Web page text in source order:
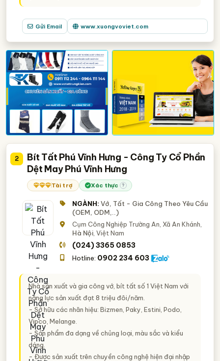
Gửi Email www.xuongvoviet.com
2
Bít Tất Phú Vĩnh Hưng - Công Ty Cổ Phần
Dệt May Phú Vĩnh Hưng
Tài trợ Xác thực ?
NGÀNH: Vớ, Tất - Gia Công Theo Yêu Cầu
(OEM, ODM,..)
Cụm Công Nghiệp Trường An, Xã An Khánh,
Hà Nội , Việt Nam
(024) 3365 0853
Hotline: 0902 234 603
Nhà sản xuất và gia công vớ, bít tất số 1 Việt Nam với
năng lực sản xuất đạt 8 triệu đôi/năm.
- Sở hữu các nhãn hiệu: Bizmen, Paky, Estini, Podo,
Vipco, Melange.
- Sản phẩm đa dạng về chủng loại, màu sắc và kiểu
dáng.
- Được sản xuất trên chuyền công nghệ hiện đại nhập